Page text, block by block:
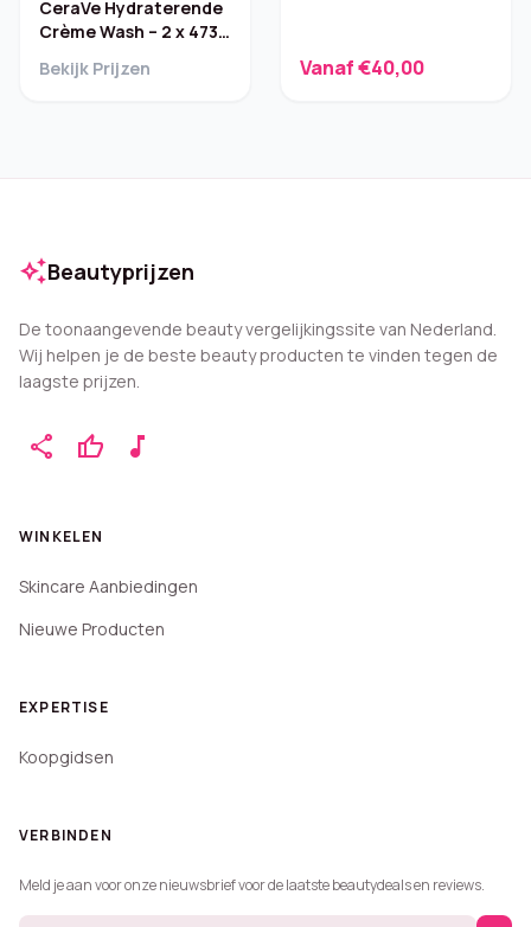
CeraVe Hydraterende
Crème Wash – 2 x 473
Bekijk Prijzen Vanaf €40,00
auto_awesomeBeautyprijzen
De toonaangevende beauty vergelijkingssite van Nederland.
Wij helpen je de beste beauty producten te vinden tegen de
laagste prijzen.
share thumb_up music_note
WINKELEN
Skincare Aanbiedingen
Nieuwe Producten
EXPERTISE
Koopgidsen
VERBINDEN
Meld je aan voor onze nieuwsbrief voor de laatste beautydeals en reviews.